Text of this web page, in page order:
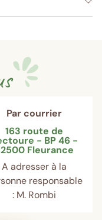
Par courrier
163 route de
- BP 46 -
Fleurance
A adresser à la
responsable
: M. Rombi